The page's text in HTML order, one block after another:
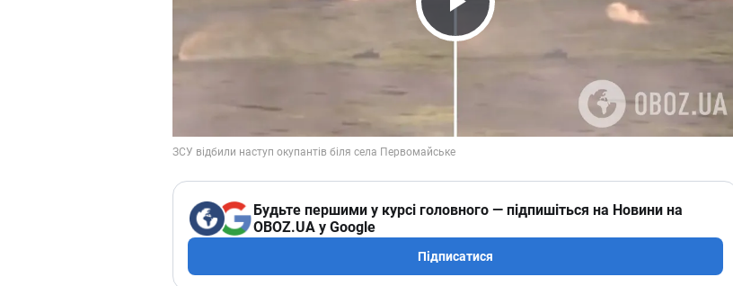
Play Video
Будьте першими у курсі головного — підпишіться на Новини на
OBOZ.UA у Google
Підписатися